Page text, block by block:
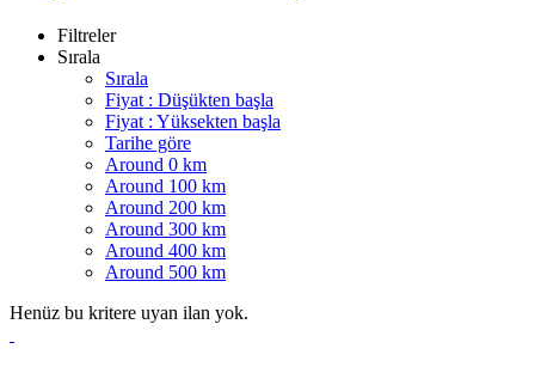
Filtreler
Sırala
Sırala
Fiyat : Düşükten başla
Fiyat : Yüksekten başla
Tarihe göre
Around 0 km
Around 100 km
Around 200 km
Around 300 km
Around 400 km
Around 500 km
Henüz bu kritere uyan ilan yok.